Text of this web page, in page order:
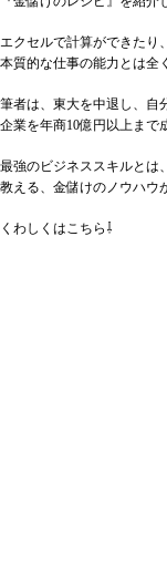
エクセルで計算ができたり
本質的な仕事の能力とは全
筆者は、東大を中退し、自
企業を年商10億円以上まで
最強のビジネススキルとは
教える、金儲けのノウハウ
くわしくはこちら⇩